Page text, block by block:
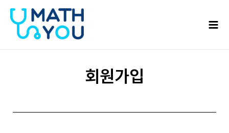
건너뛰기
회원가입